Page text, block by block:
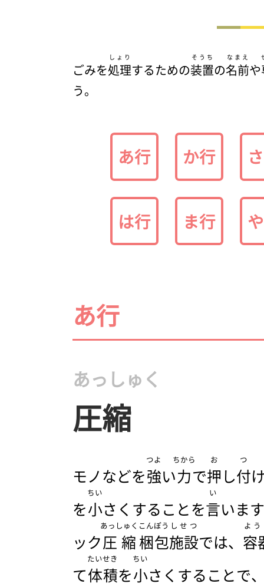
ごみを処理
しょり
するための装置
そうち
の名前
なまえ
や
う。
あ行 か行
は行 ま行
あ行
あっしゅく
圧縮
モノなどを強
つよ
い力
ちから
で押
お
し付
つ
を小
ちい
さくすることを言
い
いま
ック圧縮
あっしゅく
梱包
こんぽう
施設
しせつ
では、 容
よ
て体積
たいせき
を小
ちい
さくすることで